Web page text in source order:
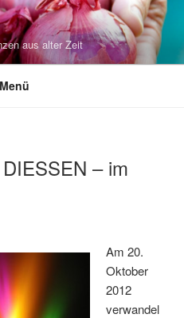
aus alter Zeit
Menü
– im
Am 20.
Oktober
2012
verwandel